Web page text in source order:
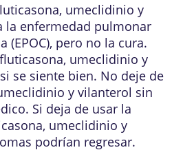
umeclidinio y
la enfermedad pulmonar
(EPOC), pero no la cura.
umeclidinio y
se siente bien. No deje de
y vilanterol sin
Si deja de usar la
umeclidinio y
podrían regresar.